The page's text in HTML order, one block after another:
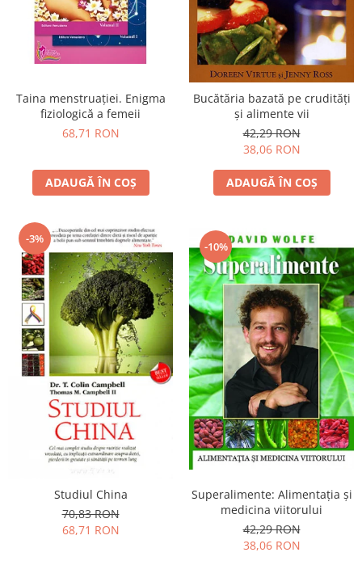
Vindecare
Povestiri
Relații de cuplu
Psihologie practică
Sexualitate
Seria Masaru Emoto
Îngeri
Vindecare spirituală
Viaţa de după moarte
Cristale
Supă de pui pentru suflet
Yoga
Spiritualitate şi ştiinţă
Fără categorie
Cunoaștere
Taina menstruației. Enigma
fiziologică a femeii
68,71 RON
ADAUGĂ ÎN COȘ
Bucătăria bazată pe crudităţi
şi alimente vii
42,29 RON
38,06 RON
ADAUGĂ ÎN COȘ
-3%
Studiul China
70,83 RON
68,71 RON
-10%
Superalimente: Alimentaţia şi
medicina viitorului
42,29 RON
38,06 RON